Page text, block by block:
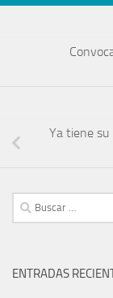
Ya tiene su
ENTRADAS